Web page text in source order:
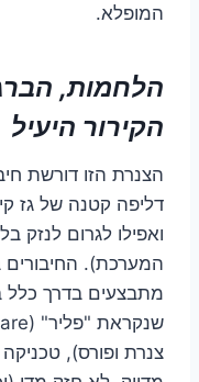
המופלא.
הלחמות,
הקירור היעיל
הצנרת הזו דורשת
דליפה קטנה של גז
ואפילו לגרום
המערכת). החיבורים
מתבצעים בדרך כלל
צנרת ופורס),